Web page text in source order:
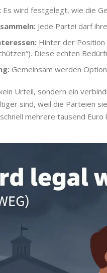
Es wird festgelegt, wie die
Jede Partei darf
Hinter der Position
Diese echten
Gemeinsam werden
Urteil, sondern ein
sind, weil die Parteien
mehrere tausend